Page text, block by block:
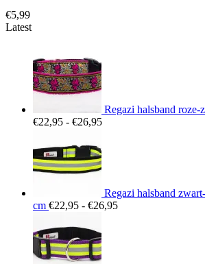
€5,99
Latest
Regazi halsband
€22,95 - €26,95Prijsklasse:
Regazi halsband
cm €22,95 - €26,95Prijsklasse: